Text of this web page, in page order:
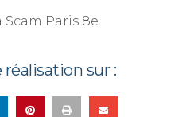
Scam Paris 8e
sur :